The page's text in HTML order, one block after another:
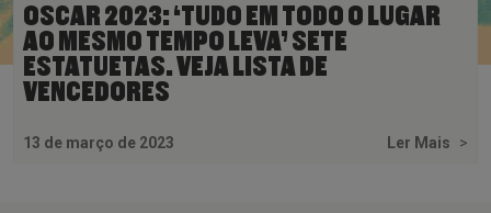
OSCAR 2023: ‘TUDO EM TODO O LUGAR
AO MESMO TEMPO LEVA’ SETE
ESTATUETAS. VEJA LISTA DE
VENCEDORES
13 de março de 2023 Ler Mais >